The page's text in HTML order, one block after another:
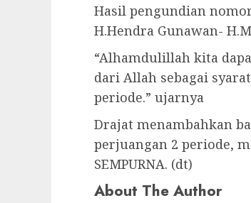
Hasil pengundian
H.Hendra Gunawan-
“Alhamdulillah kita
dari Allah sebagai
periode.” ujarnya
Drajat menambahkan
perjuangan 2 periode,
SEMPURNA. (dt)
About The Author